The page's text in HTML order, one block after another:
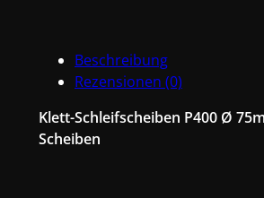
75mm
7
Loch
Beschreibung
Rezensionen (0)
Klett-Schleifscheiben P400 Ø
Scheiben